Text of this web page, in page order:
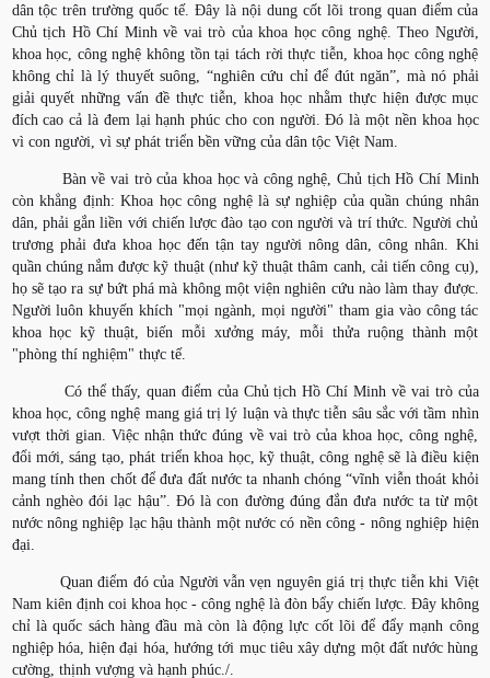
dân tộc trên trường quốc tế. Đây là nội dung cốt lõi trong quan điểm của
Chủ tịch Hồ Chí Minh về vai trò của khoa học công nghệ. Theo Người,
khoa học, công nghệ không tồn tại tách rời thực tiễn, khoa học công nghệ
không chỉ là lý thuyết suông, “nghiên cứu chỉ để đút ngăn”, mà nó phải
giải quyết những vấn đề thực tiễn, khoa học nhằm thực hiện được mục
đích cao cả là đem lại hạnh phúc cho con người. Đó là một nền khoa học
vì con người, vì sự phát triển bền vững của dân tộc Việt Nam.
Bàn về vai trò của khoa học và công nghệ, Chủ tịch Hồ Chí Minh
còn khẳng định: Khoa học công nghệ là sự nghiệp của quần chúng nhân
dân, phải gắn liền với chiến lược đào tạo con người và trí thức. Người chủ
trương phải đưa khoa học đến tận tay người nông dân, công nhân. Khi
quần chúng nắm được kỹ thuật (như kỹ thuật thâm canh, cải tiến công cụ),
họ sẽ tạo ra sự bứt phá mà không một viện nghiên cứu nào làm thay được.
Người luôn khuyến khích "mọi ngành, mọi người" tham gia vào công tác
khoa học kỹ thuật, biến mỗi xưởng máy, mỗi thửa ruộng thành một
"phòng thí nghiệm" thực tế.
Có thể thấy, quan điểm của Chủ tịch Hồ Chí Minh về vai trò của
khoa học, công nghệ mang giá trị lý luận và thực tiễn sâu sắc với tầm nhìn
vượt thời gian. Việc nhận thức đúng về vai trò của khoa học, công nghệ,
đổi mới, sáng tạo, phát triển khoa học, kỹ thuật, công nghệ sẽ là điều kiện
mang tính then chốt để đưa đất nước ta nhanh chóng “vĩnh viễn thoát khỏi
cảnh nghèo đói lạc hậu”. Đó là con đường đúng đắn đưa nước ta từ một
nước nông nghiệp lạc hậu thành một nước có nền công - nông nghiệp hiện
đại.
Quan điểm đó của Người vẫn vẹn nguyên giá trị thực tiễn khi Việt
Nam kiên định coi khoa học - công nghệ là đòn bẩy chiến lược. Đây không
chỉ là quốc sách hàng đầu mà còn là động lực cốt lõi để đẩy mạnh công
nghiệp hóa, hiện đại hóa, hướng tới mục tiêu xây dựng một đất nước hùng
cường, thịnh vượng và hạnh phúc./.